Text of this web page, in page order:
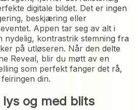
digitale bildet. Det er ingen
beskjæring eller
Appen tar seg av alt i
nydelig, kontrastrik stemning fra
på utløseren. Når den delte
Reveal, blir du møtt av en
som perfekt fanger det rå,
din.
og med blits